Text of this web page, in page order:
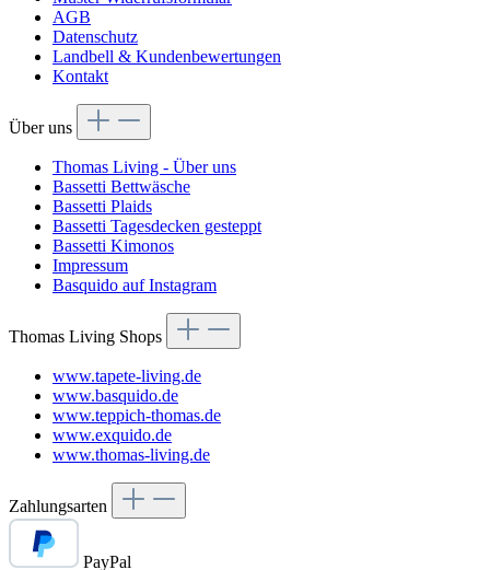
AGB
Datenschutz
Landbell & Kundenbewertungen
Kontakt
Über uns
Thomas Living - Über uns
Bassetti Bettwäsche
Bassetti Plaids
Bassetti Tagesdecken gesteppt
Bassetti Kimonos
Impressum
Basquido auf Instagram
Thomas Living Shops
www.tapete-living.de
www.basquido.de
www.teppich-thomas.de
www.exquido.de
www.thomas-living.de
Zahlungsarten
PayPal